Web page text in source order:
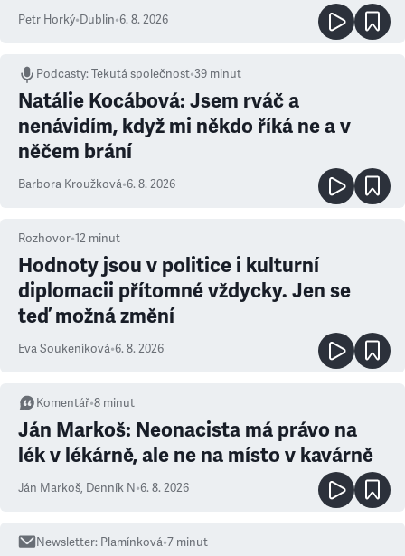
Petr Horký•Dublin•6. 8. 2026
Podcasty:Tekutá společnost•39 minut
Natálie Kocábová: Jsem rváč a
nenávidím, když mi někdo říká ne a v
něčem brání
Barbora Kroužková•6. 8. 2026
Rozhovor•12 minut
Hodnoty jsou v politice i kulturní
diplomacii přítomné vždycky. Jen se
teď možná změní
Eva Soukeníková•6. 8. 2026
Komentář•8 minut
Ján Markoš: Neonacista má právo na
lék v lékárně, ale ne na místo v kavárně
Ján Markoš, Denník N•6. 8. 2026
Newsletter: Plamínková•7 minut